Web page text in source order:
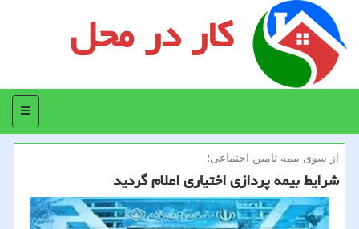
کار در محل
منو
از سوی بیمه تامین اجتماعی؛
شرایط بیمه پردازی اختیاری اعلام گردید